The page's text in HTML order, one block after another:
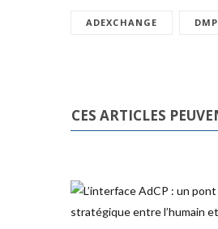
ADEXCHANGE DMP
CES ARTICLES